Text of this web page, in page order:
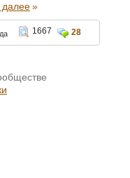
далее»
1667 28